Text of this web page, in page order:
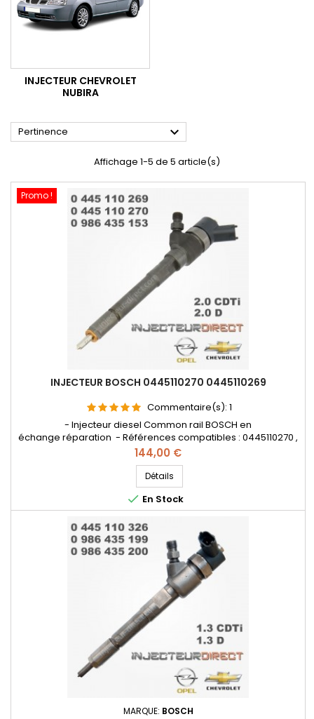
INJECTEUR CHEVROLET
NUBIRA
Pertinence 
Affichage 1-5 de 5 article(s)
Promo !
INJECTEUR BOSCH 0445110270 0445110269
Commentaire(s): 1
- Injecteur diesel Common rail BOSCH en
échange réparation - Références compatibles : 0445110270 ,
0445110269 , 0986435153 , 0 445 110 270 , 0 445 110 269 , 0 986
435 153 , 96440397 - Pour motorisations Chevrolet 2.0 D et
Opel 2.0 CDTi Pièce d'origine
Prix
144,00 €
Détails
 En Stock
MARQUE: BOSCH